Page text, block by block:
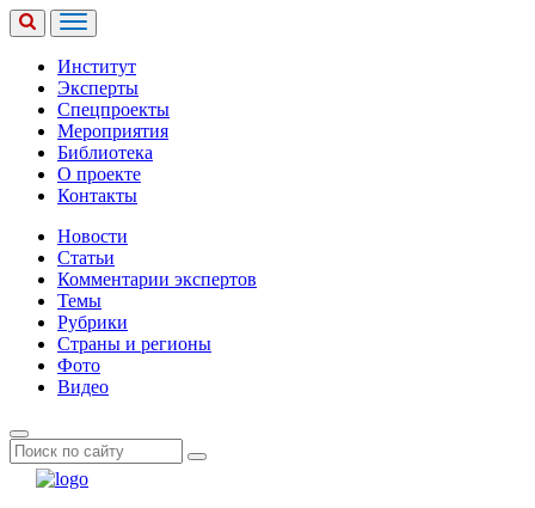
Институт
Эксперты
Спецпроекты
Мероприятия
Библиотека
О проекте
Контакты
Новости
Статьи
Комментарии экспертов
Темы
Рубрики
Страны и регионы
Фото
Видео